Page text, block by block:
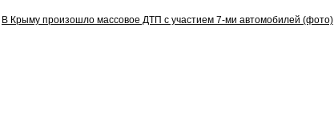
В Крыму произошло массовое ДТП с участием 7-ми автомобилей (фото)